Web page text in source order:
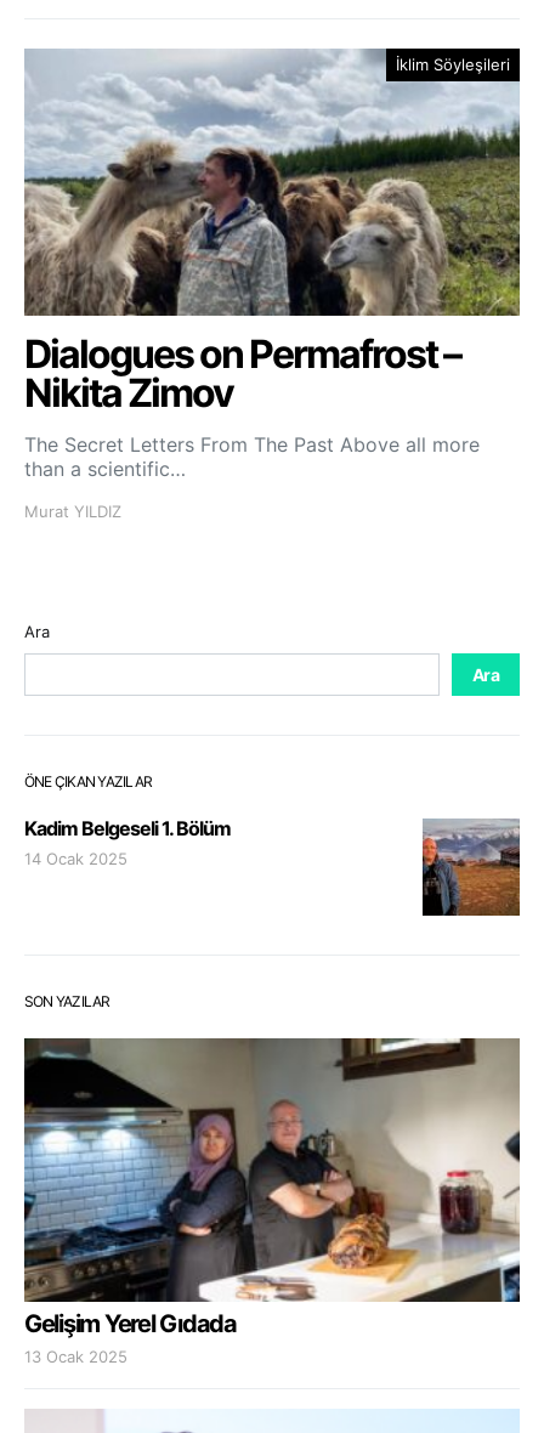
İklim Söyleşileri
Dialogues on Permafrost –
Nikita Zimov
The Secret Letters From The Past Above all more
than a scientific…
Murat YILDIZ
Ara
Ara
ÖNE ÇIKAN YAZILAR
Kadim Belgeseli 1. Bölüm
14 Ocak 2025
SON YAZILAR
Gelişim Yerel Gıdada
13 Ocak 2025